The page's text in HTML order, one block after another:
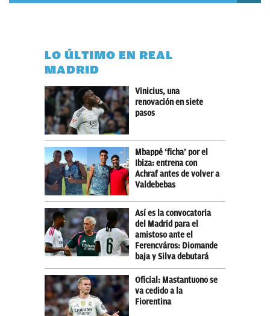
LO ÚLTIMO EN REAL
MADRID
Vinicius, una
renovación en siete
pasos
Mbappé ‘ficha’ por el
Ibiza: entrena con
Achraf antes de volver a
Valdebebas
Así es la convocatoria
del Madrid para el
amistoso ante el
Ferencváros: Diomande
baja y Silva debutará
Oficial: Mastantuono se
va cedido a la
Fiorentina